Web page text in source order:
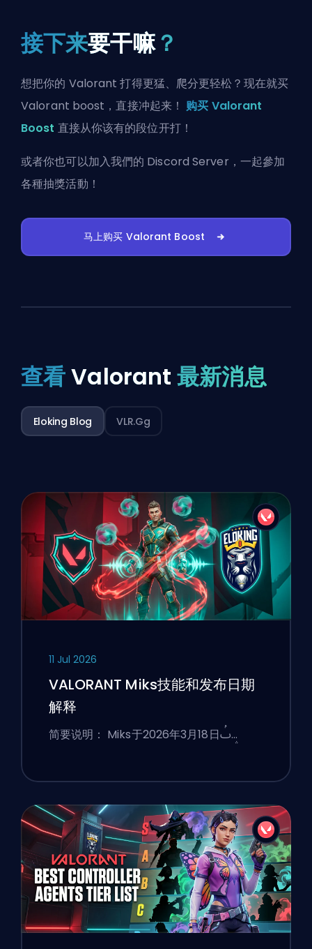
接下来要干嘛？
想把你的 Valorant 打得更猛、爬分更轻松？现在就买
Valorant boost，直接冲起来！购买 Valorant
Boost 直接从你该有的段位开打！
或者你也可以加入我們的 Discord Server ，一起參加
各種抽獎活動！
马上购买 Valorant Boost
查看Valorant 最新消息
Eloking Blog VLR.gg
11 Jul 2026
VALORANT Miks技能和发布日期
解释
简要说明： Miks于2026年3月18日ࢷ…